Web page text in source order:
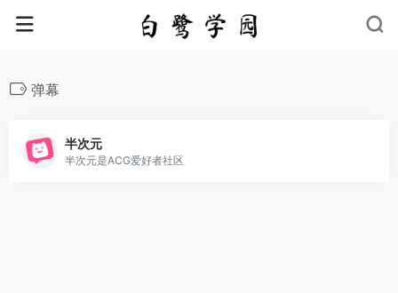
弹幕
半次元
半次元是ACG爱好者社区